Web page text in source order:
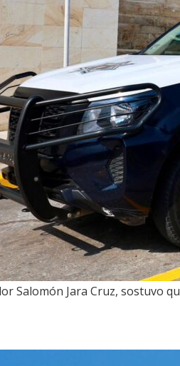
Salomón Jara Cruz, sostuvo